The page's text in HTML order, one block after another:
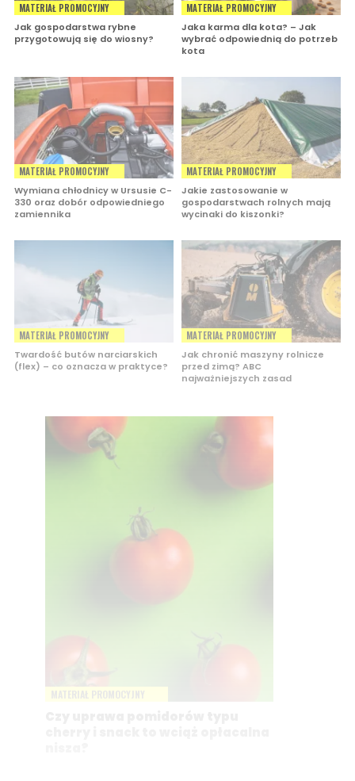
MATERIAŁ PROMOCYJNY
Jak gospodarstwa rybne
przygotowują się do wiosny?
MATERIAŁ PROMOCYJNY
Jaka karma dla kota? – Jak
wybrać odpowiednią do potrzeb
kota
MATERIAŁ PROMOCYJNY
Wymiana chłodnicy w Ursusie C-
330 oraz dobór odpowiedniego
zamiennika
MATERIAŁ PROMOCYJNY
Jakie zastosowanie w
gospodarstwach rolnych mają
wycinaki do kiszonki?
MATERIAŁ PROMOCYJNY
Twardość butów narciarskich
(flex) – co oznacza w praktyce?
MATERIAŁ PROMOCYJNY
Jak chronić maszyny rolnicze
przed zimą? ABC
najważniejszych zasad